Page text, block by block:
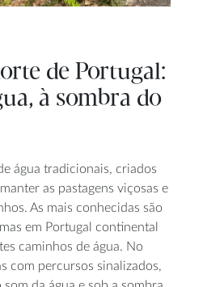
de Portugal:
à sombra do
água tradicionais, criados
as pastagens viçosas e
As mais conhecidas são
em Portugal continental
caminhos de água. No
com percursos sinalizados,